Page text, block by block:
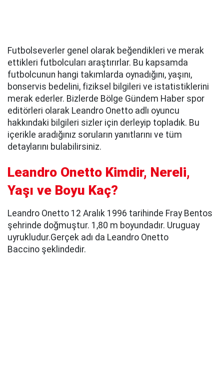
Futbolseverler genel olarak beğendikleri ve merak
ettikleri futbolcuları araştırırlar. Bu kapsamda
futbolcunun hangi takımlarda oynadığını, yaşını,
bonservis bedelini, fiziksel bilgileri ve istatistiklerini
merak ederler. Bizlerde Bölge Gündem Haber spor
editörleri olarak Leandro Onetto adlı oyuncu
hakkındaki bilgileri sizler için derleyip topladık. Bu
içerikle aradığınız soruların yanıtlarını ve tüm
detaylarını bulabilirsiniz.
Leandro Onetto Kimdir, Nereli,
Yaşı ve Boyu Kaç?
Leandro Onetto 12 Aralık 1996 tarihinde Fray Bentos
şehrinde doğmuştur. 1,80 m boyundadır. Uruguay
uyrukludur.Gerçek adı da Leandro Onetto
Baccino şeklindedir.